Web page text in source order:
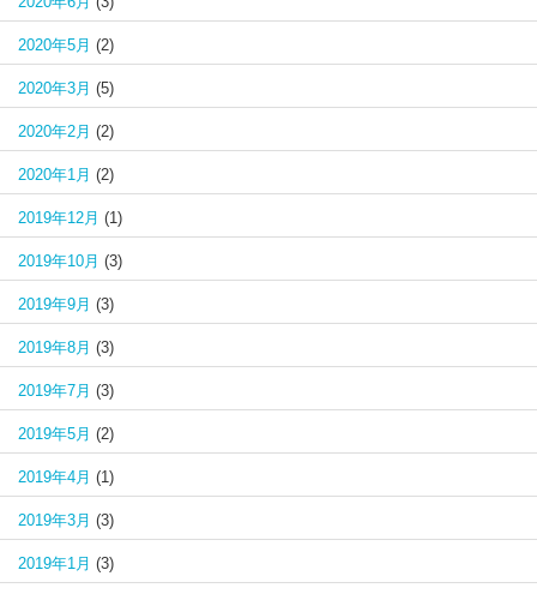
2020年5月 (2)
2020年3月 (5)
2020年2月 (2)
2020年1月 (2)
2019年12月 (1)
2019年10月 (3)
2019年9月 (3)
2019年8月 (3)
2019年7月 (3)
2019年5月 (2)
2019年4月 (1)
2019年3月 (3)
2019年1月 (3)